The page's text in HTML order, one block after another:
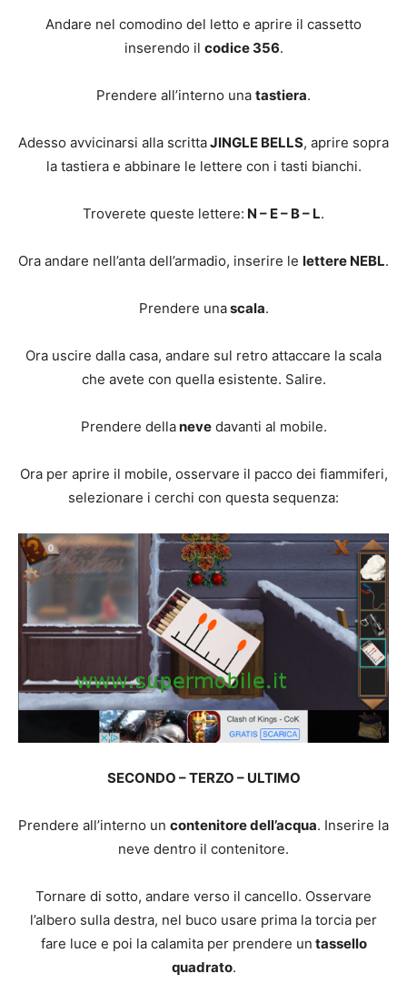
Andare nel comodino del letto e aprire il cassetto
inserendo il codice 356.
Prendere all’interno una tastiera.
Adesso avvicinarsi alla scrittaJINGLE BELLS, aprire sopra
la tastiera e abbinare le lettere con i tasti bianchi.
Troverete queste lettere: N – E – B – L.
Ora andare nell’anta dell’armadio, inserire le lettere NEBL.
Prendere unascala.
Ora uscire dalla casa, andare sul retro attaccare la scala
che avete con quella esistente. Salire.
Prendere dellanevedavanti al mobile.
Ora per aprire il mobile, osservare il pacco dei fiammiferi,
selezionare i cerchi con questa sequenza:
SECONDO – TERZO – ULTIMO
Prendere all’interno un contenitore dell’acqua. Inserire la
neve dentro il contenitore.
Tornare di sotto, andare verso il cancello. Osservare
l’albero sulla destra, nel buco usare prima la torcia per
fare luce e poi la calamita per prendere un tassello
quadrato.